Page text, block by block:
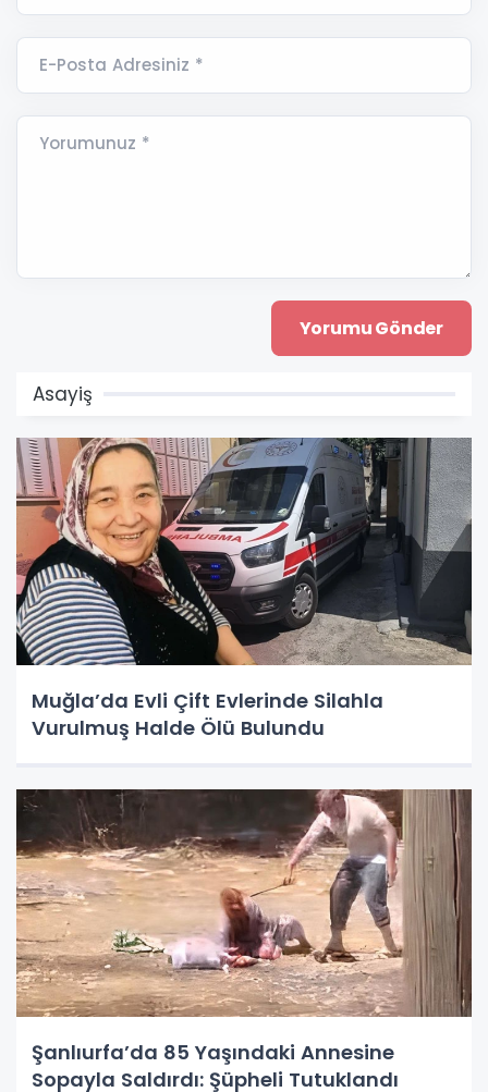
E-Posta Adresiniz *
Yorumunuz *
Asayiş
Muğla’da Evli Çift Evlerinde Silahla
Vurulmuş Halde Ölü Bulundu
Şanlıurfa’da 85 Yaşındaki Annesine
Sopayla Saldırdı: Şüpheli Tutuklandı